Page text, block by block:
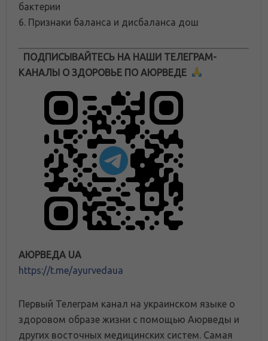
бактерии
6. Признаки баланса и дисбаланса дош
ПОДПИСЫВАЙТЕСЬ НА НАШИ ТЕЛЕГРАМ-
КАНАЛЫ О ЗДОРОВЬЕ ПО АЮРВЕДЕ
АЮРВЕДА UA
https://t.me/ayurvedaua
Первый Телеграм канал на украинском языке о
здоровом образе жизни с помощью Аюрведы и
других восточных медицинских систем. Самая